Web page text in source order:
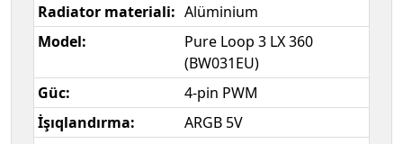
Radiator materiali: Alüminium
Model:
Pure Loop 3 LX 360
(BW031EU)
Güc:
4-pin PWM
İşıqlandırma:
ARGB 5V